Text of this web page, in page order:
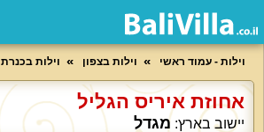
וילות - עמוד ראשי וילות בצפון וילות בכנרת
אחוזת איריס הגליל
יישוב בארץ: מגדל